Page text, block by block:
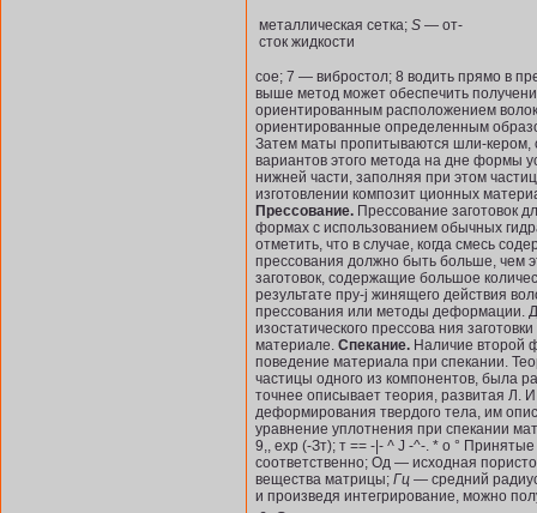
металлическая сетка; S — от-
сток жидкости
сое; 7 — вибростол; 8 водить прямо в
выше метод может обеспечить
ориентирован­ным расположением
ориентированные определенным
Затем маты пропитываются шли-
вариантов этого метода на дне формы
нижней части, заполняя при этом
изготовлении композит ционных
Прессование. Прессование заготовок
формах с использованием обычных
отметить, что в случае, когда смесь
прессования должно быть больше, чем
заготовок, содержащие большое
результате пру-j жинящего действия
прессования или методы деформации.
изостатического прессова ния
материале. Спекание. Наличие второй
поведение материала при спекании.
частицы одного из компонентов, была
точнее описывает теория, развитая Л.
деформирования твердого тела, им
уравнение уплотнения при спекании
9,, ехр (-Зт); т == -|- ^ J -^-. * о °
соответствен­но; Од — исходная
вещества матрицы; Гц — средний
и произведя интегрирование, можно